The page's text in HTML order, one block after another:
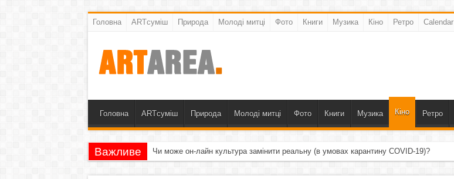
Головна ARTсуміш Природа Молоді митці Фото Книги Музика Кіно Ретро Calendar
Головна ARTсуміш Природа Молоді митці Фото Книги Музика Кіно Ретро
Важливе Чи може он-лайн культура замінити реальну (в умовах карантину COVID-19)?